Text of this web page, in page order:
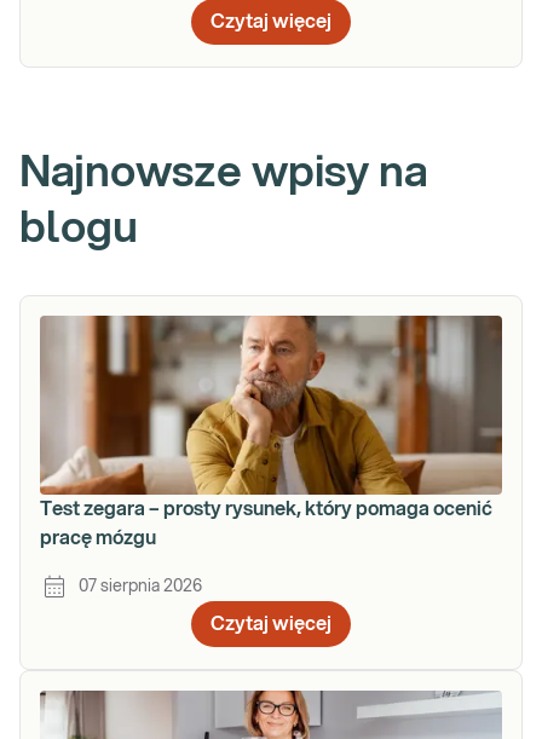
Czytaj więcej
Najnowsze wpisy na
blogu
Test zegara – prosty rysunek, który pomaga ocenić
pracę mózgu
07 sierpnia 2026
Czytaj więcej